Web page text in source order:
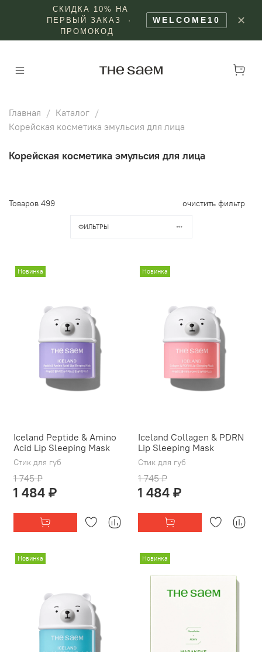
СКИДКА 10% НА
ПЕРВЫЙ ЗАКАЗ ·
ПРОМОКОД
WELCOME10 ✕
Главная
Каталог
Корейская косметика эмульсия для лица
Корейская косметика эмульсия для лица
Товаров 499 очистить фильтр
ФИЛЬТРЫ
Новинка
Iceland Peptide & Amino
Acid Lip Sleeping Mask
Стик для губ
1 745 ₽
1 484 ₽
Новинка
Iceland Collagen & PDRN
Lip Sleeping Mask
Стик для губ
1 745 ₽
1 484 ₽
Новинка Новинка